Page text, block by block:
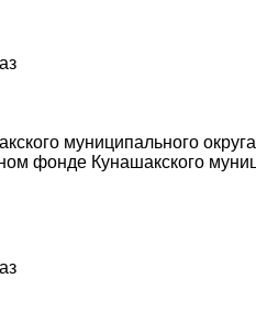
муниципального
фонде Кунашакского